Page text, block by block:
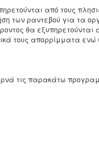
από τους
των ραντεβού για τα
θα εξυπηρετούνται
τους απορρίμματα ενώ
τις παρακάτω